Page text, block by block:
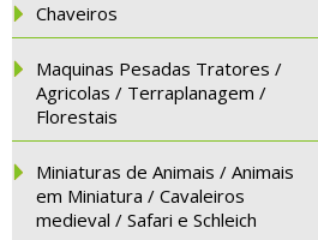
Chaveiros
Maquinas Pesadas Tratores /
Agricolas / Terraplanagem /
Florestais
Miniaturas de Animais / Animais
em Miniatura / Cavaleiros
medieval / Safari e Schleich